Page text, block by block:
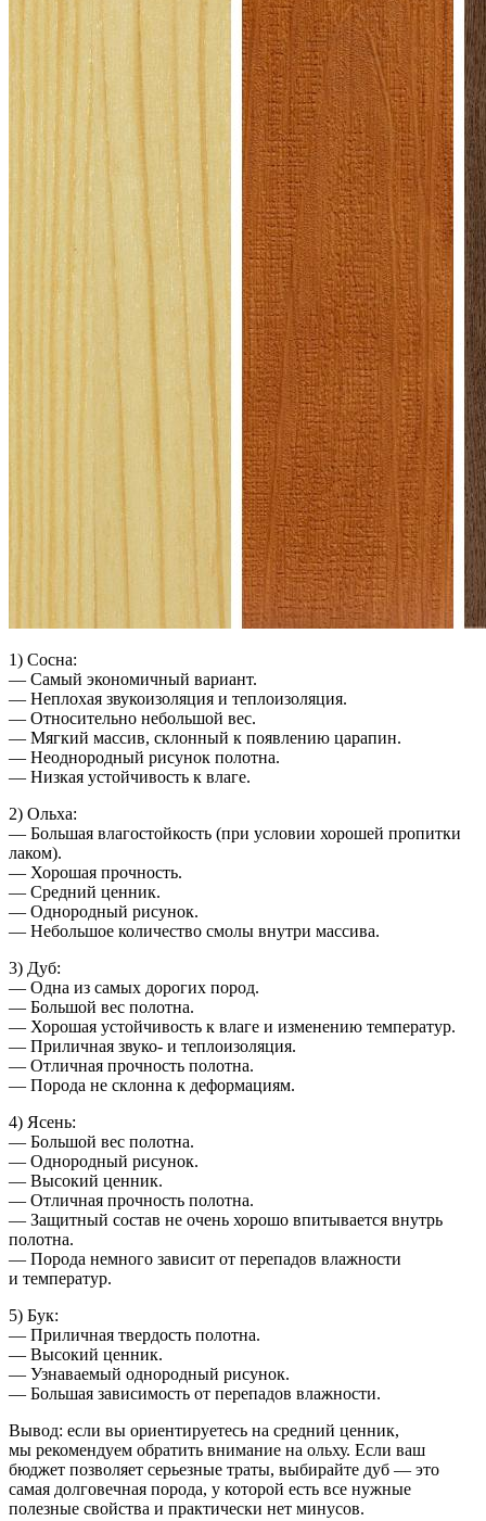
1) Сосна:
— Самый экономичный вариант.
— Неплохая звукоизоляция и теплоизоляция.
— Относительно небольшой вес.
— Мягкий массив, склонный к появлению царапин.
— Неоднородный рисунок полотна.
— Низкая устойчивость к влаге.
2) Ольха:
— Большая влагостойкость (при условии хорошей пропитки
лаком).
— Хорошая прочность.
— Средний ценник.
— Однородный рисунок.
— Небольшое количество смолы внутри массива.
3) Дуб:
— Одна из самых дорогих пород.
— Большой вес полотна.
— Хорошая устойчивость к влаге и изменению температур.
— Приличная звуко- и теплоизоляция.
— Отличная прочность полотна.
— Порода не склонна к деформациям.
4) Ясень:
— Большой вес полотна.
— Однородный рисунок.
— Высокий ценник.
— Отличная прочность полотна.
— Защитный состав не очень хорошо впитывается внутрь
полотна.
— Порода немного зависит от перепадов влажности
и температур.
5) Бук:
— Приличная твердость полотна.
— Высокий ценник.
— Узнаваемый однородный рисунок.
— Большая зависимость от перепадов влажности.
Вывод: если вы ориентируетесь на средний ценник,
мы рекомендуем обратить внимание на ольху. Если ваш
бюджет позволяет серьезные траты, выбирайте дуб — это
самая долговечная порода, у которой есть все нужные
полезные свойства и практически нет минусов.